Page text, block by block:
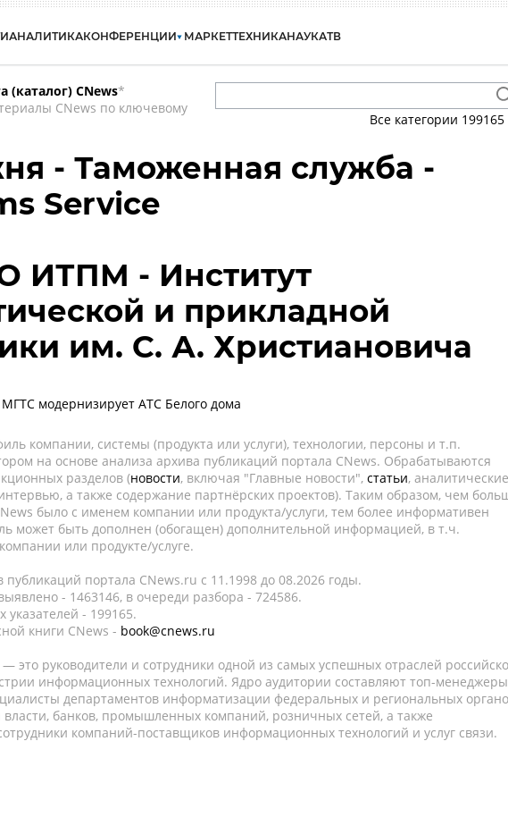
АНАЛИТИКАКОНФЕРЕНЦИИ МАРКЕТТЕХНИКАНАУКАТВ
(каталог) CNews*
CNews по ключевому
Все категории 199165
- Таможенная служба -
Service
ИТПМ - Институт
и прикладной
им. С. А. Христиановича
МГТС модернизирует АТС Белого дома
компании, системы (продукта или услуги), технологии, персоны и т.п.
на основе анализа архива публикаций портала CNews. Обрабатываются
разделов (новости, включая "Главные новости", статьи, аналитические
а также содержание партнёрских проектов). Таким образом, чем
было с именем компании или продукта/услуги, тем более информативен
может быть дополнен (обогащен) дополнительной информацией, в т.ч.
или продукте/услуге.
публикаций портала CNews.ru c 11.1998 до 08.2026 годы.
- 1463146, в очереди разбора - 724586.
- 199165.
книги CNews - book@cnews.ru
это руководители и сотрудники одной из самых успешных отраслей
информационных технологий. Ядро аудитории составляют топ-
департаментов информатизации федеральных и региональных
власти, банков, промышленных компаний, розничных сетей, а также
компаний-поставщиков информационных технологий и услуг связи.